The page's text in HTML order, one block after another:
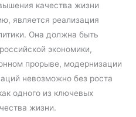
качества жизни
является реализация
Она должна быть
экономики,
прорыве, модернизации
невозможно без роста
одного из ключевых
жизни.